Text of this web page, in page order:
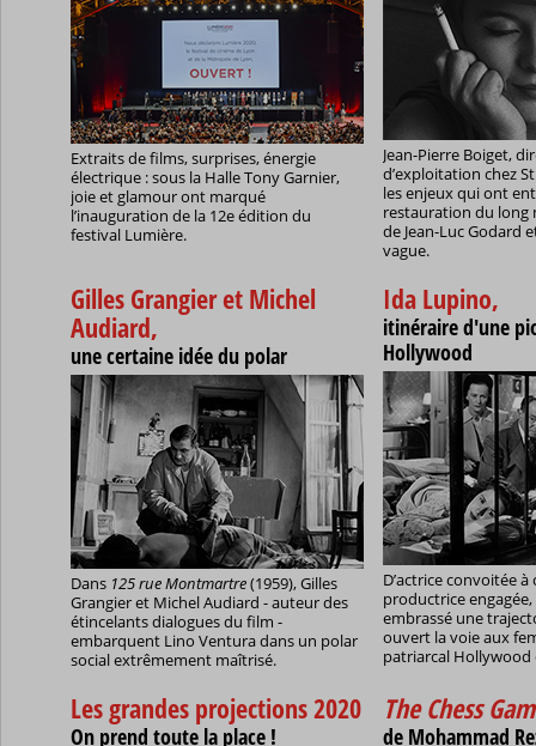
Extraits de films, surprises, énergie
électrique : sous la Halle Tony Garnier,
joie et glamour ont marqué
l’inauguration de la 12e édition du
festival Lumière.
Jean-Pierre Boiget,
d’exploitation chez
les enjeux qui ont
restauration du long
de Jean-Luc Godard
vague.
Gilles Grangier et Michel
Audiard,
une certaine idée du polar
Dans 125 rue Montmartre(1959), Gilles
Grangier et Michel Audiard - auteur des
étincelants dialogues du film -
embarquent Lino Ventura dans un polar
social extrêmement maîtrisé.
Ida Lupino,
itinéraire d'une
Hollywood
D’actrice convoitée à
productrice
embrassé une
ouvert la voie aux
patriarcal Hollywood
Les grandes projections 2020
On prend toute la place !
The Chess
de Mohammad